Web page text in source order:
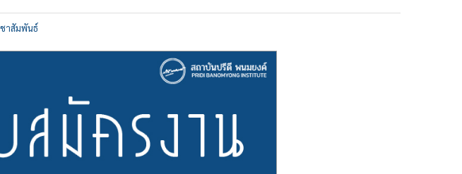
าสัมพันธ์